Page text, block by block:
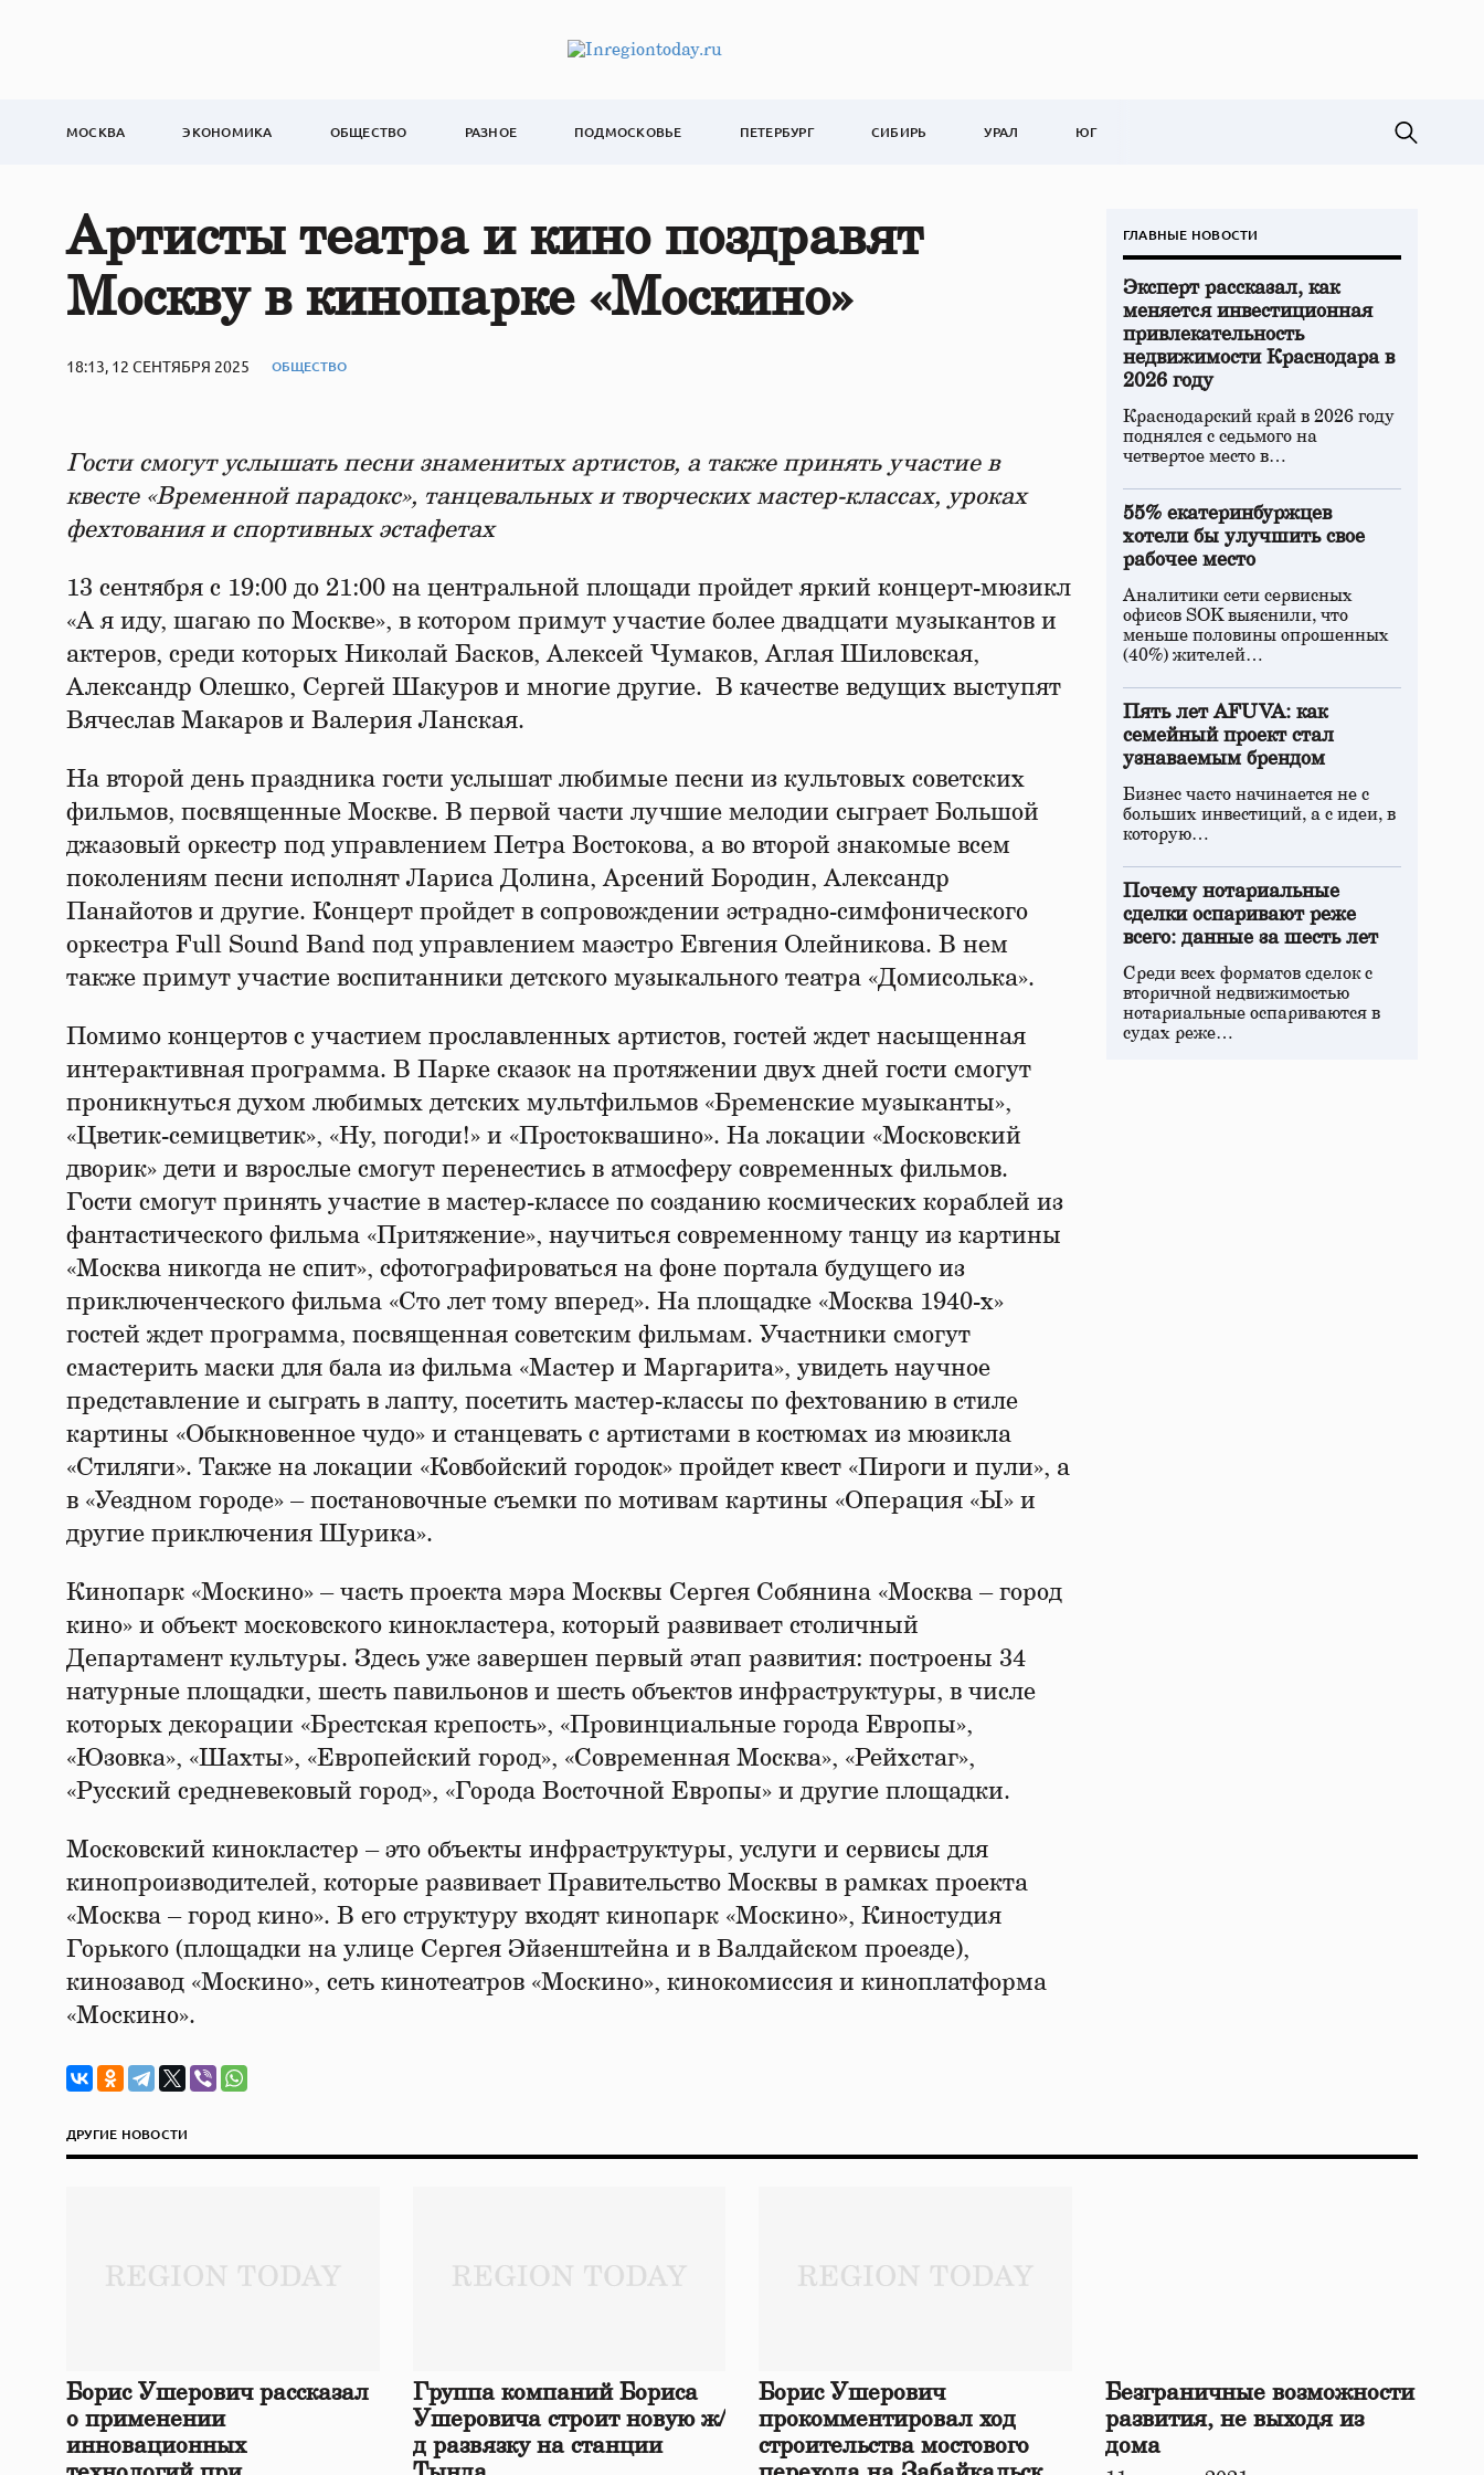
МОСКВА ЭКОНОМИКА ОБЩЕСТВО РАЗНОЕ ПОДМОСКОВЬЕ ПЕТЕРБУРГ СИБИРЬ УРАЛ ЮГ
Артисты театра и кино поздравят
Москву в кинопарке «Москино»
18:13, 12 СЕНТЯБРЯ 2025 ОБЩЕСТВО
Гости смогут услышать песни знаменитых артистов, а также принять участие в
квесте «Временной парадокс», танцевальных и творческих мастер-классах, уроках
фехтования и спортивных эстафетах
13 сентября с 19:00 до 21:00 на центральной площади пройдет яркий концерт-мюзикл
«А я иду, шагаю по Москве», в котором примут участие более двадцати музыкантов и
актеров, среди которых Николай Басков, Алексей Чумаков, Аглая Шиловская,
Александр Олешко, Сергей Шакуров и многие другие. В качестве ведущих выступят
Вячеслав Макаров и Валерия Ланская.
На второй день праздника гости услышат любимые песни из культовых советских
фильмов, посвященные Москве. В первой части лучшие мелодии сыграет Большой
джазовый оркестр под управлением Петра Востокова, а во второй знакомые всем
поколениям песни исполнят Лариса Долина, Арсений Бородин, Александр
Панайотов и другие. Концерт пройдет в сопровождении эстрадно-симфонического
оркестра Full Sound Band под управлением маэстро Евгения Олейникова. В нем
также примут участие воспитанники детского музыкального театра «Домисолька».
Помимо концертов с участием прославленных артистов, гостей ждет насыщенная
интерактивная программа. В Парке сказок на протяжении двух дней гости смогут
проникнуться духом любимых детских мультфильмов «Бременские музыканты»,
«Цветик-семицветик», «Ну, погоди!» и «Простоквашино». На локации «Московский
дворик» дети и взрослые смогут перенестись в атмосферу современных фильмов.
Гости смогут принять участие в мастер-классе по созданию космических кораблей из
фантастического фильма «Притяжение», научиться современному танцу из картины
«Москва никогда не спит», сфотографироваться на фоне портала будущего из
приключенческого фильма «Сто лет тому вперед». На площадке «Москва 1940-х»
гостей ждет программа, посвященная советским фильмам. Участники смогут
смастерить маски для бала из фильма «Мастер и Маргарита», увидеть научное
представление и сыграть в лапту, посетить мастер-классы по фехтованию в стиле
картины «Обыкновенное чудо» и станцевать с артистами в костюмах из мюзикла
«Стиляги». Также на локации «Ковбойский городок» пройдет квест «Пироги и пули», а
в «Уездном городе» – постановочные съемки по мотивам картины «Операция «Ы» и
другие приключения Шурика».
​​Кинопарк «Москино» – часть проекта мэра Москвы Сергея Собянина «Москва – город
кино» и объект московского кинокластера, который развивает столичный
Департамент культуры. Здесь уже завершен первый этап развития: построены 34
натурные площадки, шесть павильонов и шесть объектов инфраструктуры, в числе
которых декорации «Брестская крепость», «Провинциальные города Европы»,
«Юзовка», «Шахты», «Европейский город», «Современная Москва», «Рейхстаг»,
«Русский средневековый город», «Города Восточной Европы» и другие площадки.
Московский кинокластер – это объекты инфраструктуры, услуги и сервисы для
кинопроизводителей, которые развивает Правительство Москвы в рамках проекта
«Москва – город кино». В его структуру входят кинопарк «Москино», Киностудия
Горького (площадки на улице Сергея Эйзенштейна и в Валдайском проезде),
кинозавод «Москино», сеть кинотеатров «Москино», кинокомиссия и киноплатформа
«Москино».
ГЛАВНЫЕ НОВОСТИ
Эксперт рассказал, как
меняется инвестиционная
привлекательность
недвижимости Краснодара в
2026 году
Краснодарский край в 2026 году
поднялся с седьмого на
четвертое место в…
55% екатеринбуржцев
хотели бы улучшить свое
рабочее место
Аналитики сети сервисных
офисов SOK выяснили, что
меньше половины опрошенных
(40%) жителей…
Пять лет AFUVA: как
семейный проект стал
узнаваемым брендом
Бизнес часто начинается не с
больших инвестиций, а с идеи, в
которую…
Почему нотариальные
сделки оспаривают реже
всего: данные за шесть лет
Среди всех форматов сделок с
вторичной недвижимостью
нотариальные оспариваются в
судах реже…
ДРУГИЕ НОВОСТИ
Борис Ушерович рассказал
о применении
инновационных
Группа компаний Бориса
Ушеровича строит новую ж/
д развязку на станции
Борис Ушерович
прокомментировал ход
строительства мостового
Безграничные возможности
развития, не выходя из
дома